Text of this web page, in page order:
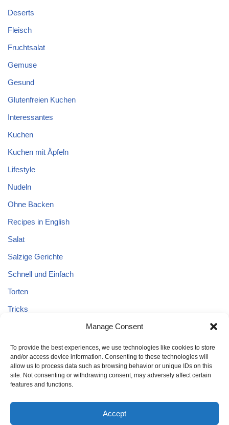
Manage Consent
To provide the best experiences, we use technologies like cookies to store
and/or access device information. Consenting to these technologies will
allow us to process data such as browsing behavior or unique IDs on this
site. Not consenting or withdrawing consent, may adversely affect certain
features and functions.
Accept
Deserts
Fleisch
Fruchtsalat
Gemuse
Gesund
Glutenfreien Kuchen
Interessantes
Kuchen
Kuchen mit Äpfeln
Lifestyle
Nudeln
Ohne Backen
Recipes in English
Salat
Salzige Gerichte
Schnell und Einfach
Torten
Tricks
Uncategorized
Vegane Kuchen